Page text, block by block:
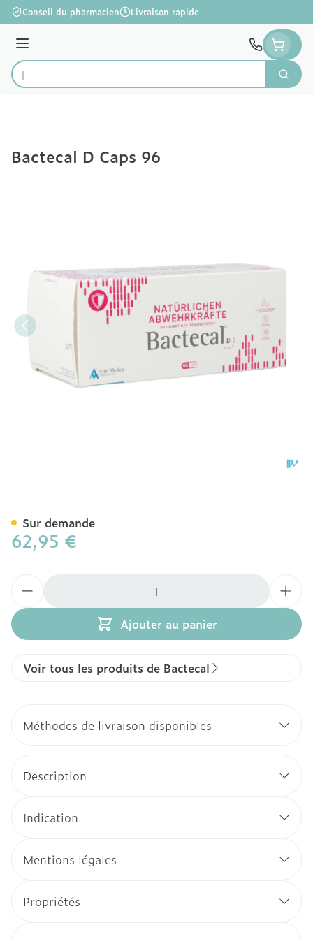
Aller au contenu
Conseil du pharmacien Livraison rapide
Menu
Rechercher
Bactecal D Caps 96
62,95 €
Ajouter au panier
Sur demande
Voir tous les produits de Bactecal
Méthodes de livraison disponibles
Description
Indication
Mentions légales
Propriétés